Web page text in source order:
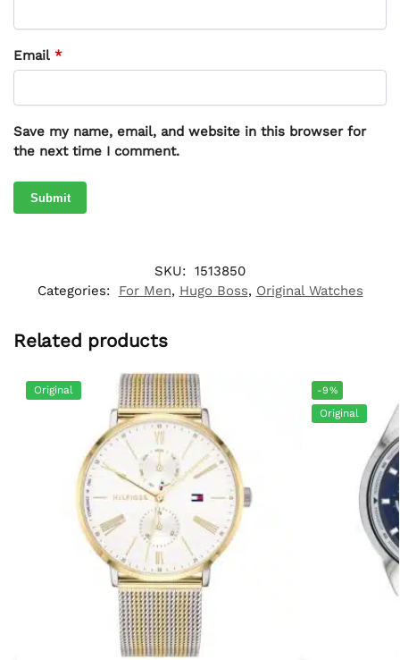
Email *
Save my name, email, and website in this browser for
the next time I comment.
SKU: 1513850
Categories:
For Men, Hugo Boss, Original Watches
Related products
Original -9%
Original